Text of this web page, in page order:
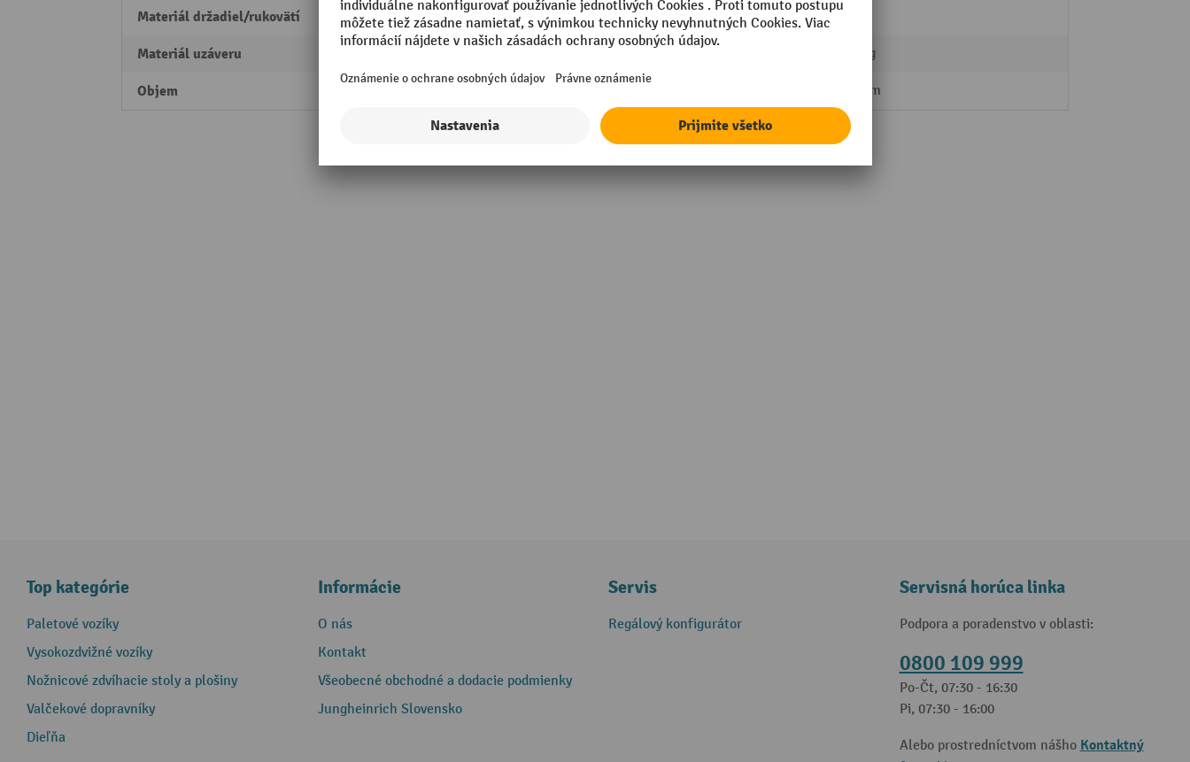
Materiál držadiel/rukovätí Ušľachtilá oceľ
Materiál uzáveru
Objem
Uzáver proti šíreniu plameňa
0,66 kg
235 mm
Top kategórie
Paletové vozíky
Vysokozdvižné vozíky
Nožnicové zdvíhacie stoly a plošiny
Valčekové dopravníky
Dieľňa
Informácie
O nás
Kontakt
Všeobecné obchodné a dodacie podmienky
Jungheinrich Slovensko
Servis
Regálový konfigurátor
Servisná horúca linka
Podpora a poradenstvo v oblasti:
0800 109 999
Po-Čt, 07:30 - 16:30
Pi, 07:30 - 16:00
Alebo prostredníctvom nášho Kontaktný